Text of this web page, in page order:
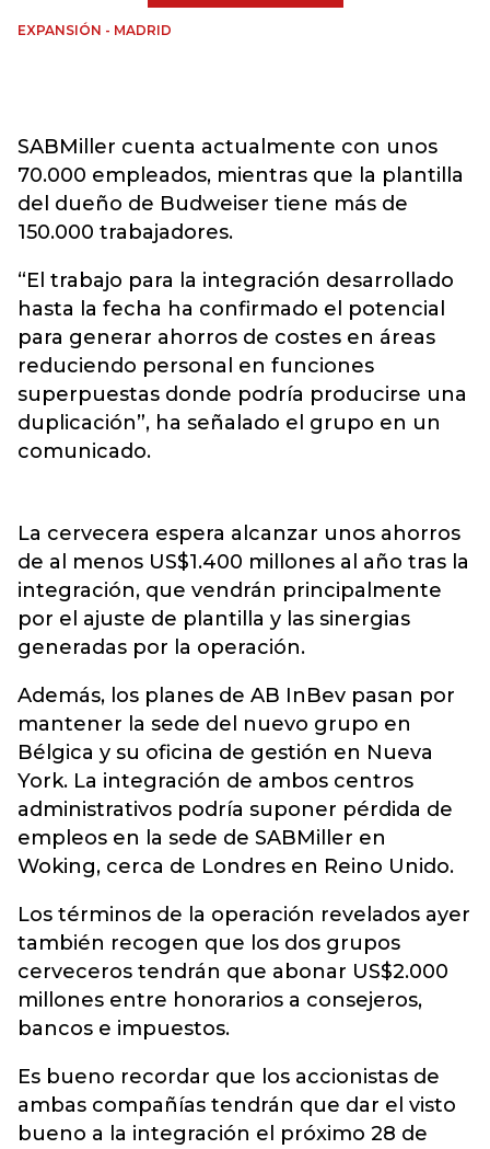
EXPANSIÓN - MADRID
SABMiller cuenta actualmente con unos
70.000 empleados, mientras que la plantilla
del dueño de Budweiser tiene más de
150.000 trabajadores.
“El trabajo para la integración desarrollado
hasta la fecha ha confirmado el potencial
para generar ahorros de costes en áreas
reduciendo personal en funciones
superpuestas donde podría producirse una
duplicación”, ha señalado el grupo en un
comunicado.
La cervecera espera alcanzar unos ahorros
de al menos US$1.400 millones al año tras la
integración, que vendrán principalmente
por el ajuste de plantilla y las sinergias
generadas por la operación.
Además, los planes de AB InBev pasan por
mantener la sede del nuevo grupo en
Bélgica y su oficina de gestión en Nueva
York. La integración de ambos centros
administrativos podría suponer pérdida de
empleos en la sede de SABMiller en
Woking, cerca de Londres en Reino Unido.
Los términos de la operación revelados ayer
también recogen que los dos grupos
cerveceros tendrán que abonar US$2.000
millones entre honorarios a consejeros,
bancos e impuestos.
Es bueno recordar que los accionistas de
ambas compañías tendrán que dar el visto
bueno a la integración el próximo 28 de